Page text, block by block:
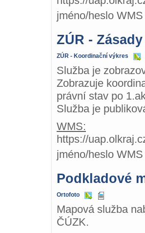
jméno/heslo
ZÚR -
ZÚR - Koordinační výkres
Služba je
Zobrazuje
právní stav po
Služba je
WMS:
https://
jméno/heslo
Podkladové
Ortofoto
Mapová služba
ČÚZK.